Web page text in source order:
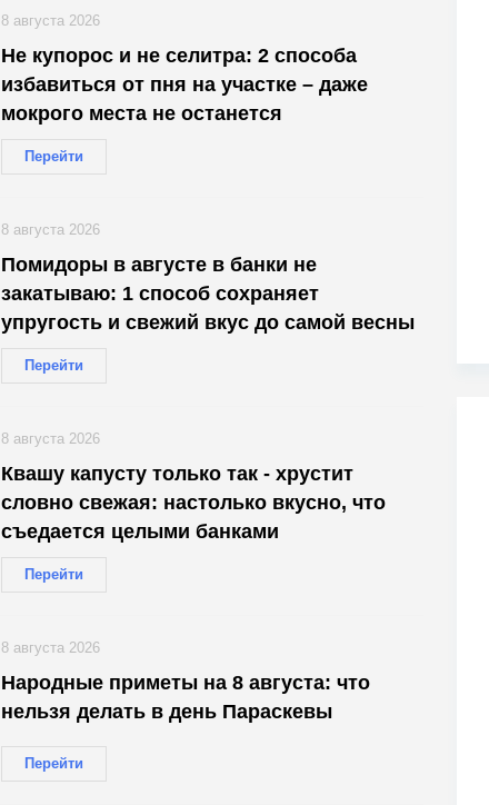
Не купорос и не селитра: 2 способа
избавиться от пня на участке – даже
мокрого места не останется
Перейти
8 августа 2026
Помидоры в августе в банки не
закатываю: 1 способ сохраняет
упругость и свежий вкус до самой весны
Перейти
8 августа 2026
Квашу капусту только так - хрустит
словно свежая: настолько вкусно, что
съедается целыми банками
Перейти
8 августа 2026
Народные приметы на 8 августа: что
нельзя делать в день Параскевы
Перейти
8 августа 2026